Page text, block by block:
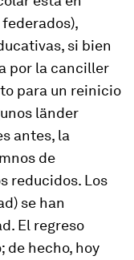
si bien
por la canciller
para un reinicio
länder
antes, la
de
reducidos. Los
se han
El regreso
de hecho, hoy